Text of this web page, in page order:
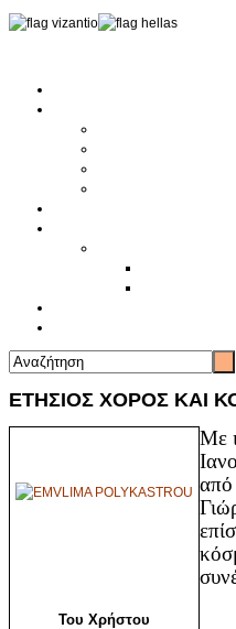
ΕΤΗΣΙΟΣ ΧΟΡΟΣ ΚΑΙ
Του Χρήστου
Με